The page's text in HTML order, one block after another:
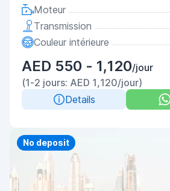
Moteur
Transmission
Couleur intérieure
AED 550 - 1,120/jour
(1-2 jours: AED 1,120/jour)
Details
Priority
No deposit